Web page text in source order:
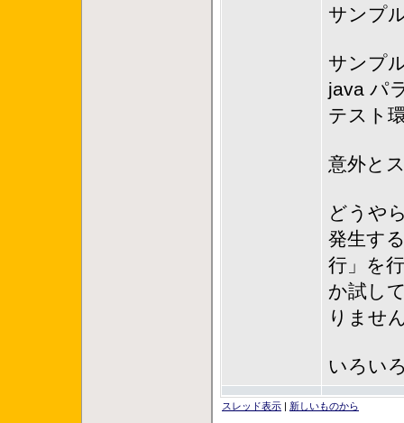
サンプ
サンプ
java パ
テスト
意外と
どうや
発生す
行」を
か試し
りませ
いろい
スレッド表示 | 新しいものから